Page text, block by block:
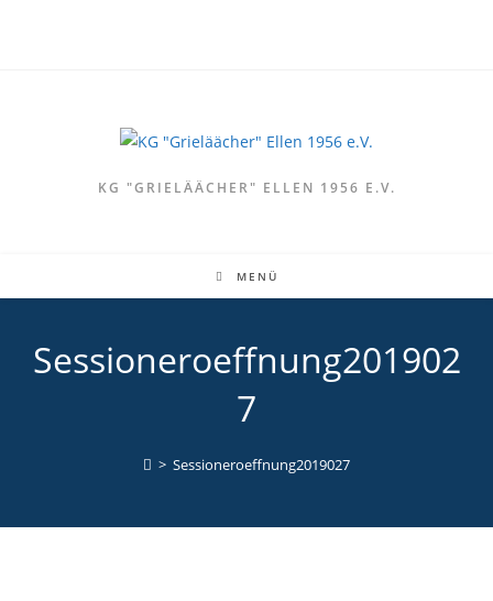
KG "GRIELÄÄCHER" ELLEN 1956 E.V.
MENÜ
Sessioneroeffnung201902
7
> Sessioneroeffnung2019027